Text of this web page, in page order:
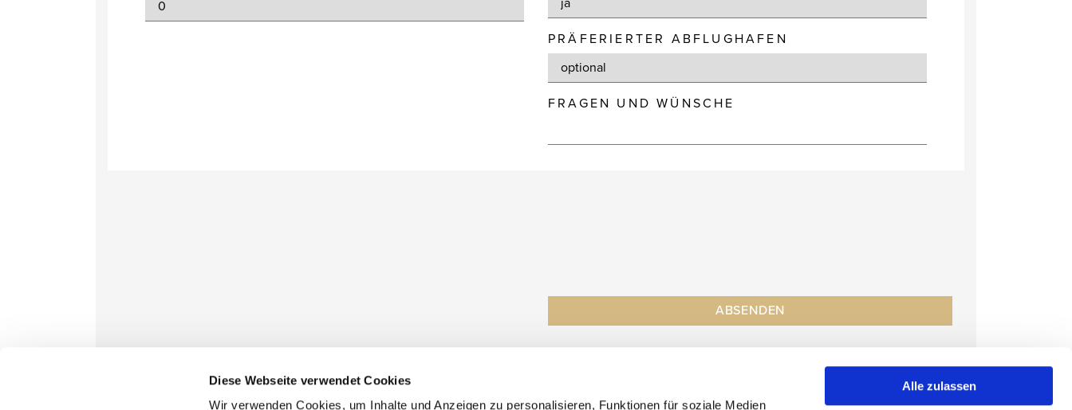
Diese Webseite verwendet Cookies
Wir verwenden Cookies, um Inhalte und Anzeigen zu personalisieren, Funktionen für soziale Medien
Alle zulassen
PRÄFERIERTER ABFLUGHAFEN
FRAGEN UND WÜNSCHE